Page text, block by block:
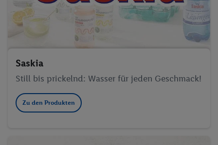
Saskia
Still bis prickelnd: Wasser für jeden Geschmack!
Zu den Produkten